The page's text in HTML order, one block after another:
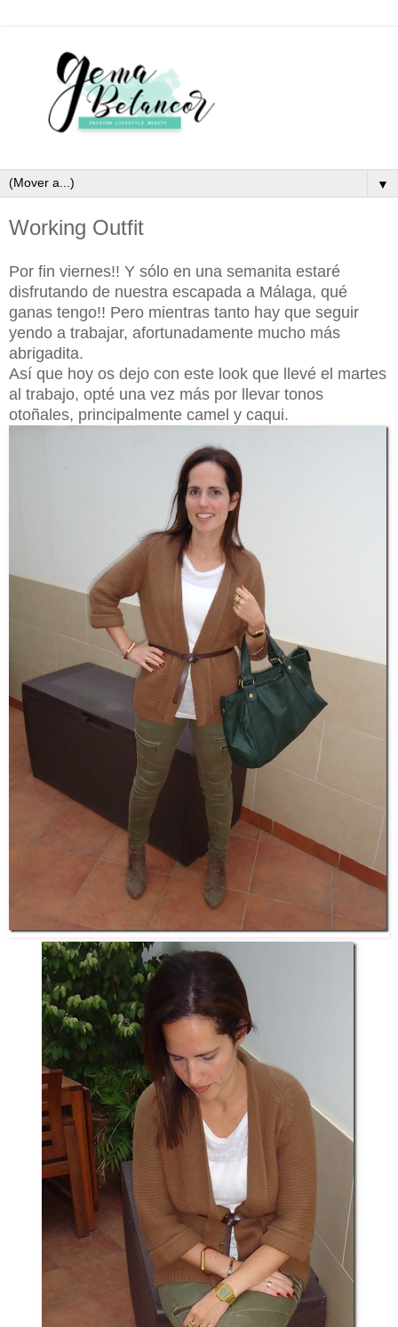
▼
Working Outfit
Por fin viernes!! Y sólo en una semanita estaré
disfrutando de nuestra escapada a Málaga, qué
ganas tengo!! Pero mientras tanto hay que seguir
yendo a trabajar, afortunadamente mucho más
abrigadita.
Así que hoy os dejo con este look que llevé el martes
al trabajo, opté una vez más por llevar tonos
otoñales, principalmente camel y caqui.